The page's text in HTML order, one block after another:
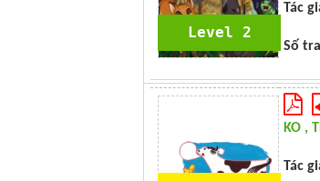
Level 2
Tác
Số
KO ,
Tác